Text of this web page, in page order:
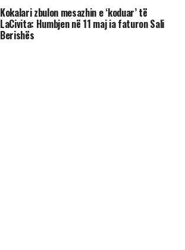
Kokalari zbulon mesazhin e ‘koduar’ të
LaCivita: Humbjen në 11 maj ia faturon Sali
Berishës